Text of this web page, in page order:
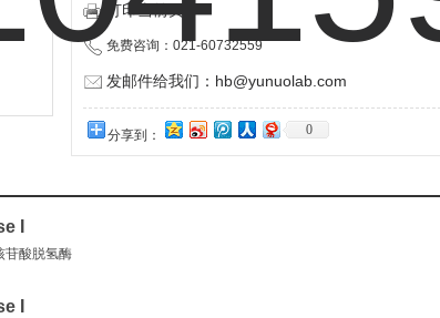
打印当前页
免费咨询：021-60732559
发邮件给我们：hb@yunuolab.com
分享到： 0
I
苷酸脱氢酶
I